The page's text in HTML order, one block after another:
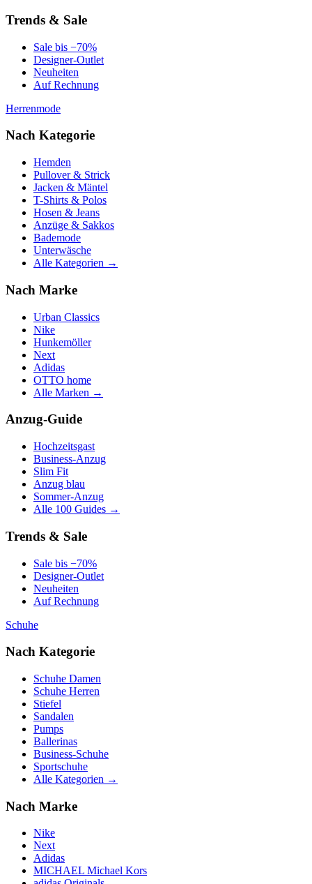
Trends & Sale
Sale bis −70%
Designer-Outlet
Neuheiten
Auf Rechnung
Herrenmode
Nach Kategorie
Hemden
Pullover & Strick
Jacken & Mäntel
T-Shirts & Polos
Hosen & Jeans
Anzüge & Sakkos
Bademode
Unterwäsche
Alle Kategorien →
Nach Marke
Urban Classics
Nike
Hunkemöller
Next
Adidas
OTTO home
Alle Marken →
Anzug-Guide
Hochzeitsgast
Business-Anzug
Slim Fit
Anzug blau
Sommer-Anzug
Alle 100 Guides →
Trends & Sale
Sale bis −70%
Designer-Outlet
Neuheiten
Auf Rechnung
Schuhe
Nach Kategorie
Schuhe Damen
Schuhe Herren
Stiefel
Sandalen
Pumps
Ballerinas
Business-Schuhe
Sportschuhe
Alle Kategorien →
Nach Marke
Nike
Next
Adidas
MICHAEL Michael Kors